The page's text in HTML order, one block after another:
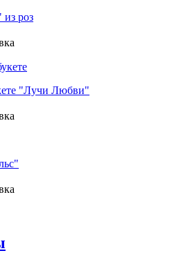
роз
"Лучи Любви"